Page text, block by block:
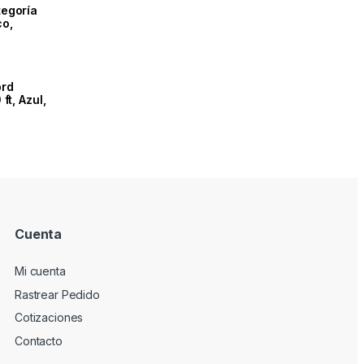
Azul,
Cuenta
Mi cuenta
Rastrear Pedido
Cotizaciones
Contacto